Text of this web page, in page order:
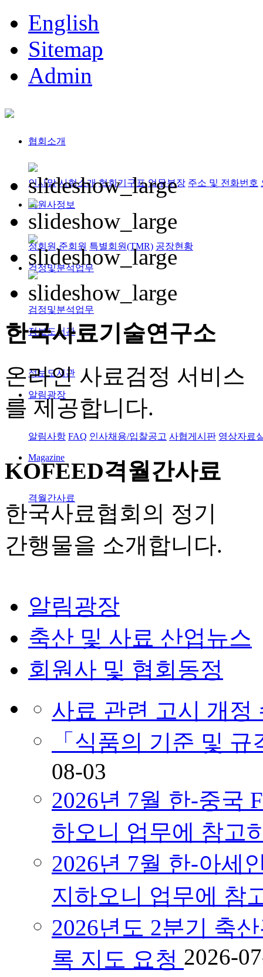
English
Sitemap
Admin
협회소개
인사말 사협소개 협회기구표 업무분장 주소 및 전화번호
회원사정보
정회원,준회원 특별회원(TMR) 공장현황
검정및분석업무
검정및분석업무
정보도서관
정보도서관
알림광장
알림사항 FAQ 인사채용/입찰공고 사협게시판 영상자료
Magazine
격월간사료
한국사료기술연구소
온라인 사료검정 서비스
를 제공합니다.
KOFEED격월간사료
한국사료협회의 정기
간행물을 소개합니다.
알림광장
축산 및 사료 산업뉴스
회원사 및 협회동정
사료 관련 고시 개
「식품의 기준 및
08-03
2026년 7월 한-중국
하오니 업무에 참고
2026년 7월 한-아세
지하오니 업무에 참
2026년도 2분기 축
록 지도 요청 2026-